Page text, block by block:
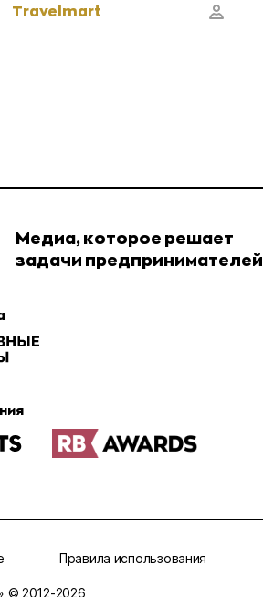
Travelmart
Медиа, которое решает
задачи предпринимателей
Правила использования
© 2012‑2026